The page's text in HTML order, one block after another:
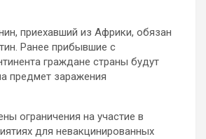
приехавший из Африки, обязан
Ранее прибывшие с
граждане страны будут
предмет заражения
ограничения на участие в
для невакцинированных